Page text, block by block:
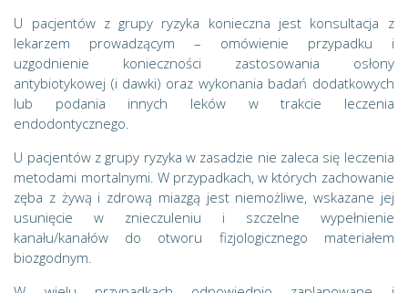
U pacjentów z grupy ryzyka konieczna jest konsultacja z
lekarzem prowadzącym – omówienie przypadku i
uzgodnienie konieczności zastosowania osłony
antybiotykowej (i dawki) oraz wykonania badań dodatkowych
lub podania innych leków w trakcie leczenia
endodontycznego.
U pacjentów z grupy ryzyka w zasadzie nie zaleca się leczenia
metodami mortalnymi. W przypadkach, w których zachowanie
zęba z żywą i zdrową miazgą jest niemożliwe, wskazane jej
usunięcie w znieczuleniu i szczelne wypełnienie
kanału/kanałów do otworu fizjologicznego materiałem
biozgodnym.